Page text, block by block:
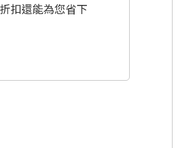
扣還能為您省下